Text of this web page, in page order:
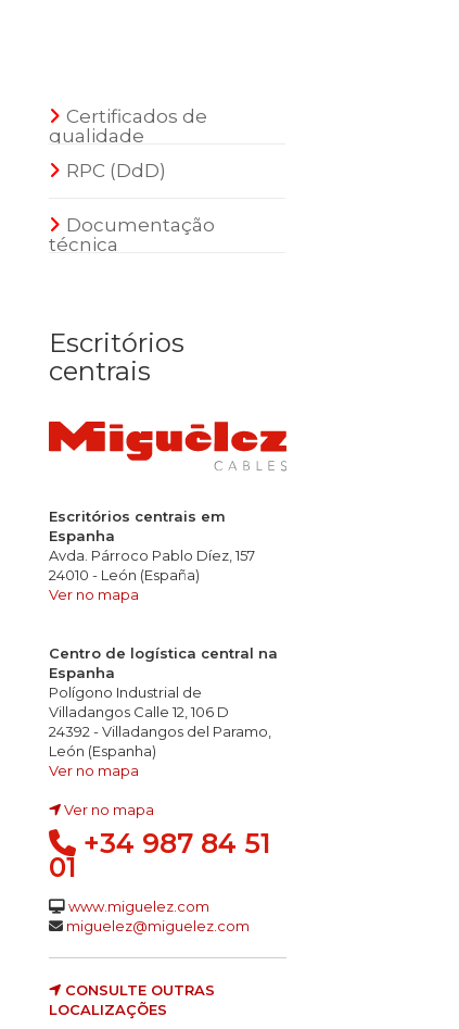
pH<4,3 10 µS/mm
tóxicos
Certificados de
qualidade
RPC (DdD)
Documentação
técnica
Escritórios
centrais
Escritórios centrais em
Espanha
Avda. Párroco Pablo Díez, 157
24010 - León (España)
Ver no mapa
Centro de logística central na
Espanha
Polígono Industrial de
Villadangos Calle 12, 106 D
24392 - Villadangos del Paramo,
León (Espanha)
Ver no mapa
Ver no mapa
+34 987 84 51
01
www.miguelez.com
miguelez@miguelez.com
CONSULTE OUTRAS
LOCALIZAÇÕES